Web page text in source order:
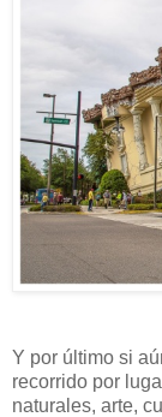
Y por último si
recorrido por
naturales, arte,